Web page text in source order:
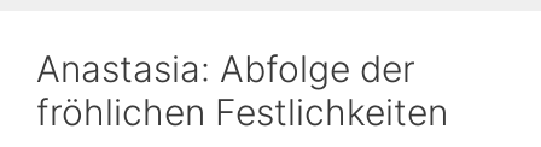
Anastasia: Abfolge der
fröhlichen Festlichkeiten